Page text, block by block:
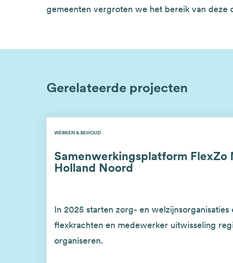
gemeenten vergroten we het bereik van deze
Gerelateerde projecten
Samenwerkingsplatform FlexZo
Holland Noord
WERKEN & BEHOUD
In 2025 starten zorg- en welzijnsorganisaties
flexkrachten en medewerker uitwisseling
organiseren.